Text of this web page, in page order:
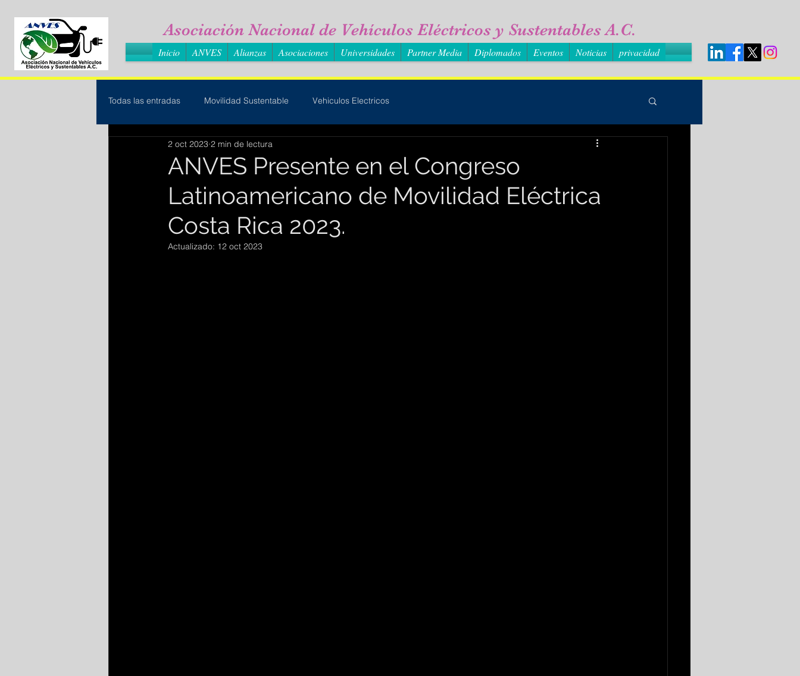
Asociación Nacional de Vehículos Eléctricos y Sustentables A.C.
Inicio ANVES Alianzas Asociaciones Universidades Partner Media Diplomados Eventos Noticias privacidad
Todas las entradas Movilidad Sustentable Vehiculos Electricos
ANVES Presente en el Congreso
Latinoamericano de Movilidad Eléctrica
Costa Rica 2023.
2 oct 2023 2 min de lectura
Actualizado: 12 oct 2023